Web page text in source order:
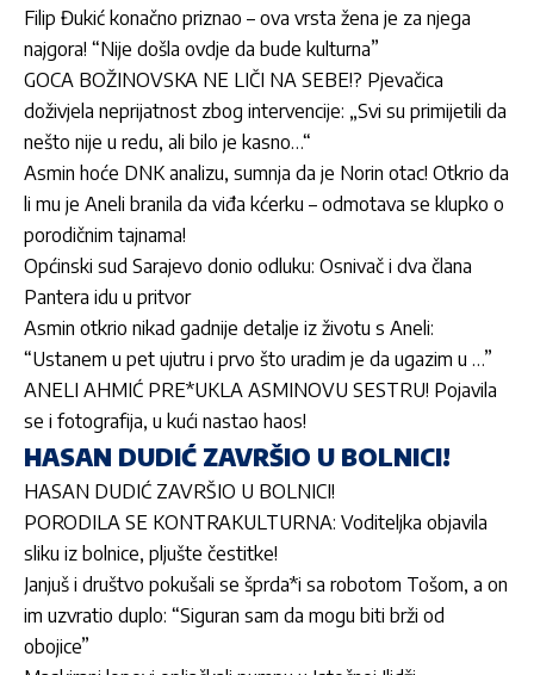
Filip Đukić konačno priznao – ova vrsta žena je za njega
najgora! “Nije došla ovdje da bude kulturna”
GOCA BOŽINOVSKA NE LIČI NA SEBE!? Pjevačica
doživjela neprijatnost zbog intervencije: „Svi su primijetili da
nešto nije u redu, ali bilo je kasno…“
Asmin hoće DNK analizu, sumnja da je Norin otac! Otkrio da
li mu je Aneli branila da viđa kćerku – odmotava se klupko o
porodičnim tajnama!
Općinski sud Sarajevo donio odluku: Osnivač i dva člana
Pantera idu u pritvor
Asmin otkrio nikad gadnije detalje iz životu s Aneli:
“Ustanem u pet ujutru i prvo što uradim je da ugazim u …”
ANELI AHMIĆ PRE*UKLA ASMINOVU SESTRU! Pojavila
se i fotografija, u kući nastao haos!
HASAN DUDIĆ ZAVRŠIO U BOLNICI!
HASAN DUDIĆ ZAVRŠIO U BOLNICI!
PORODILA SE KONTRAKULTURNA: Voditeljka objavila
sliku iz bolnice, pljušte čestitke!
Janjuš i društvo pokušali se šprda*i sa robotom Tošom, a on
im uzvratio duplo: “Siguran sam da mogu biti brži od
obojice”